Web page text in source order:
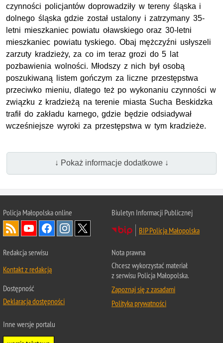
czynności policjantów doprowadziły w tereny śląska i
dolnego śląska gdzie został ustalony i zatrzymany 35-
letni mieszkaniec powiatu oławskiego oraz 30-letni
mieszkaniec powiatu tyskiego. Obaj mężczyźni usłyszeli
zarzuty kradzieży, za co im teraz grozi do 5 lat
pozbawienia wolności. Młodszy z nich był osobą
poszukiwaną listem gończym za liczne przestępstwa
przeciwko mieniu, dlatego też po wykonaniu czynności w
związku z kradzieżą na terenie miasta Sucha Beskidzka
trafił do zakładu karnego, gdzie będzie odsiadywał
wcześniejsze wyroki za przestępstwa w tym kradzieże.
↓ Pokaż informacje dodatkowe ↓
Policja Małopolska online
Biuletyn Informacji Publicznej
BIP Policja Małopolska
Redakcja serwisu
Kontakt z redakcją
Dostępność
Deklaracja dostępności
Nota prawna
Chcesz wykorzystać materiał
z serwisu Policja Małopolska.
Zapoznaj się z zasadami
Polityka prywatności
Inne wersje portalu